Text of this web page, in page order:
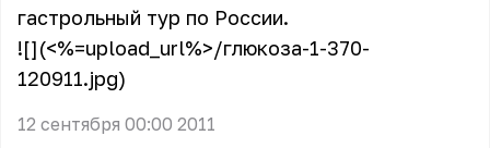
гастрольный тур по России.
![](<%=upload_url%>/глюкоза-1-370-
120911.jpg)
12 сентября 00:00 2011